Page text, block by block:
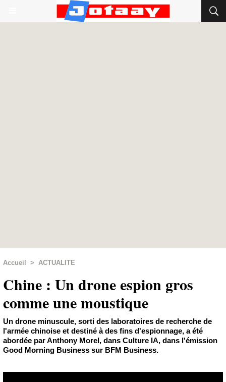
Accueil > ACTUALITE
Chine : Un drone espion gros
comme une moustique
Un drone minuscule, sorti des laboratoires de recherche de
l'armée chinoise et destiné à des fins d'espionnage, a été
abordée par Anthony Morel, dans Culture IA, dans l'émission
Good Morning Business sur BFM Business.